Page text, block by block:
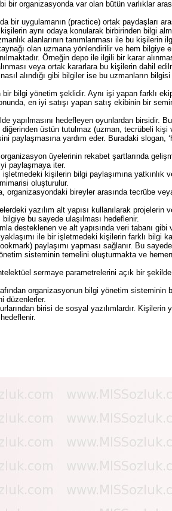
organizasyonda var olan bütün varlıklar
bir uygulamanın (practice) ortak paydaşları
aynı odaya konularak birbirinden bilgi
alanlarının tanımlanması ile bu kişilerin
olan uzmana yönlendirilir ve hem bilgiye
Örneğin depo ile ilgili bir karar
veya ortak kararlara bu kişilerin dahil
alındığı gibi bilgiler ise bu uzmanların
bilgi yönetim şeklidir. Aynı işi yapan farklı
en iyi satışı yapan satış ekibinin bir
yapılmasını hedefleyen oyunlardan birsidir.
üstün tutulmaz (uzman, tecrübeli
paylaşmasına yardım eder. Buradaki
üyelerinin rekabet şartlarında
paylaşmaya iter.
kişilerin bilgi paylaşımına yatkınlık
oluşturulur.
organizasyondaki bireyler arasında tecrübe
yazılım alt yapısı kullanılarak projelerin
bu sayede ulaşılması hedeflenir.
desteklenen ve alt yapısında veri tabanı
ile bir işletmedeki kişilerin farklı bilgi
paylaşımı yapması sağlanır. Bu
sisteminin temelini oluşturmakta ve
sermaye parametrelerini açık bir şekilde
organizasyonun bilgi yönetim sisteminin
düzenlerler.
birisi de sosyal yazılımlardır. Kişilerin